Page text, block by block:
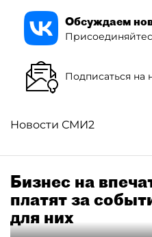
Обсуждаем
Подписаться на
Новости СМИ2
Бизнес на
платят за
для них